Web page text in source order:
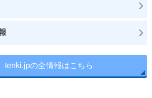
tenki.jpの全情報はこちら